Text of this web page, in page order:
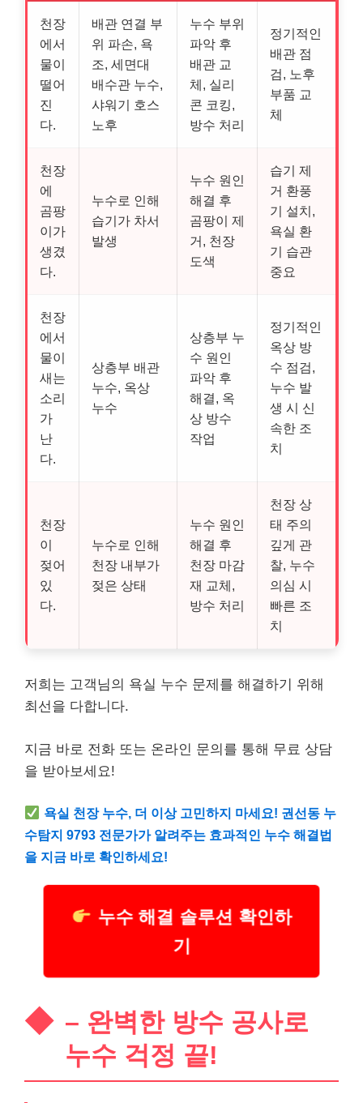
천장
에서
물이
떨어
진
다.
배관 연결 부
위 파손, 욕
조, 세면대
배수관 누수,
샤워기 호스
노후
누수 부위
파악 후
배관 교
체, 실리
콘 코킹,
방수 처리
정기적인
배관 점
검, 노후
부품 교
체
천장
에
곰팡
이가
생겼
다.
누수로 인해
습기가 차서
발생
누수 원인
해결 후
곰팡이 제
거, 천장
도색
습기 제
거 환풍
기 설치,
욕실 환
기 습관
중요
천장
에서
물이
새는
소리
가
난
다.
상층부 배관
누수, 옥상
누수
상층부 누
수 원인
파악 후
해결, 옥
상 방수
작업
정기적인
옥상 방
수 점검,
누수 발
생 시 신
속한 조
치
천장
이
젖어
있
다.
누수로 인해
천장 내부가
젖은 상태
누수 원인
해결 후
천장 마감
재 교체,
방수 처리
천장 상
태 주의
깊게 관
찰, 누수
의심 시
빠른 조
치
저희는 고객님의 욕실 누수 문제를 해결하기 위해
최선을 다합니다.
지금 바로 전화 또는 온라인 문의를 통해 무료 상담
을 받아보세요!
욕실 천장 누수, 더 이상 고민하지 마세요! 권선동 누
수탐지 9793 전문가가 알려주는 효과적인 누수 해결법
을 지금 바로 확인하세요!
누수 해결 솔루션 확인하
기
– 완벽한 방수 공사로
누수 걱정 끝!